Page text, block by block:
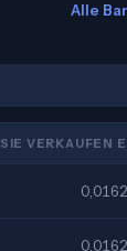
Alle
SIE VERKAUFEN